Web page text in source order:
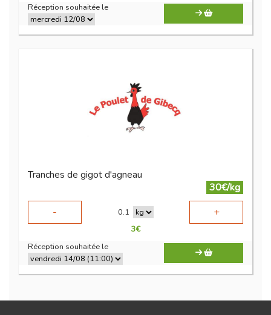
Réception souhaitée le
Tranches de gigot d'agneau
30€/kg
-
0.1 +
3€
Réception souhaitée le